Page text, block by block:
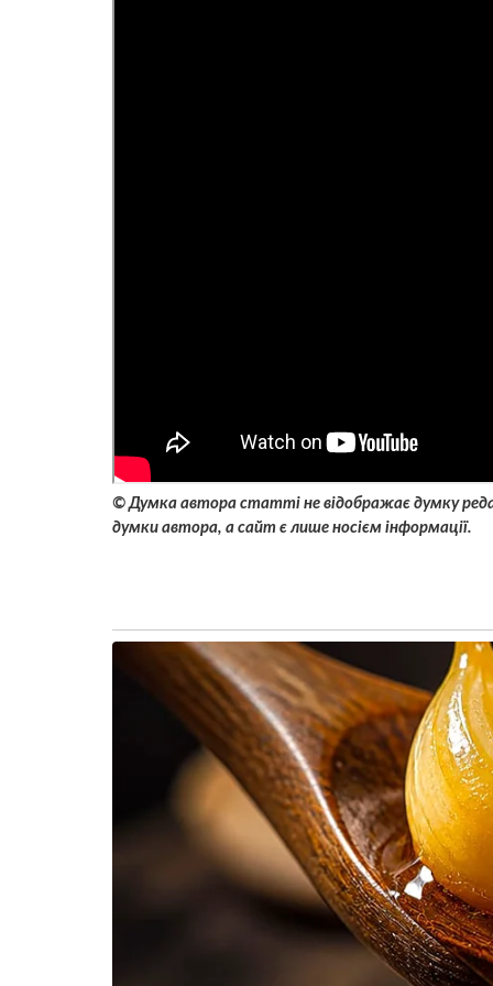
© Думка автора статті не відображає думку
думки автора, а сайт є лише носієм інформації.